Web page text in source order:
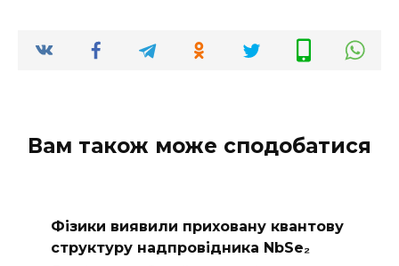
Вам також може сподобатися
Фізики виявили приховану квантову
структуру надпровідника NbSe₂